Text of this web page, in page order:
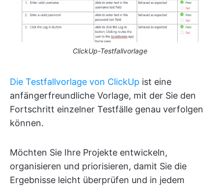
ClickUp-Testfallvorlage
Die Testfallvorlage von ClickUp ist eine
anfängerfreundliche Vorlage, mit der Sie den
Fortschritt einzelner Testfälle genau verfolgen
können.
Möchten Sie Ihre Projekte entwickeln,
organisieren und priorisieren, damit Sie die
Ergebnisse leicht überprüfen und in jedem